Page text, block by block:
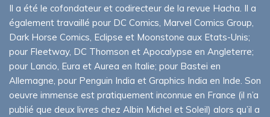
Il a été le cofondateur et codirecteur de la revue Hacha. Il a
également travaillé pour DC Comics, Marvel Comics Group,
Dark Horse Comics, Eclipse et Moonstone aux Etats-Unis;
pour Fleetway, DC Thomson et Apocalypse en Angleterre;
pour Lancio, Eura et Aurea en Italie; pour Bastei en
Allemagne, pour Penguin India et Graphics India en Inde. Son
oeuvre immense est pratiquement inconnue en France (il n’a
publié que deux livres chez Albin Michel et Soleil) alors qu’il a